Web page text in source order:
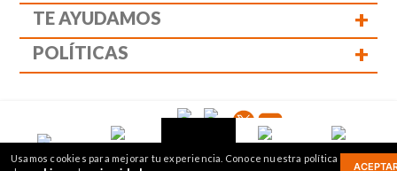
Usamos cookies para mejorar tu experiencia. Conoce nuestra política
Inicio
TE AYUDAMOS +
POLÍTICAS +
Panamericana librería y papelería s.a. Copyright © 2023 | Nit: 830
Siguenos:
2